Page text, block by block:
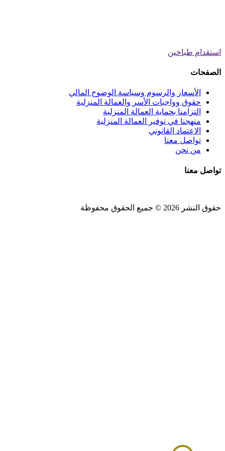
استقدام طباخين
الصفحات
الأسعار والرسوم وسياسة الوضوح المالي
حقوق وواجبات الأسر والعمالة المنزلية
التزامنا بحماية العمالة المنزلية
منهجنا في توفير العمالة المنزلية
الاعتماد القانوني
تواصل معنا
من نحن
تواصل معنا
حقوق النشر 2026 © جميع الحقوق محفوظة